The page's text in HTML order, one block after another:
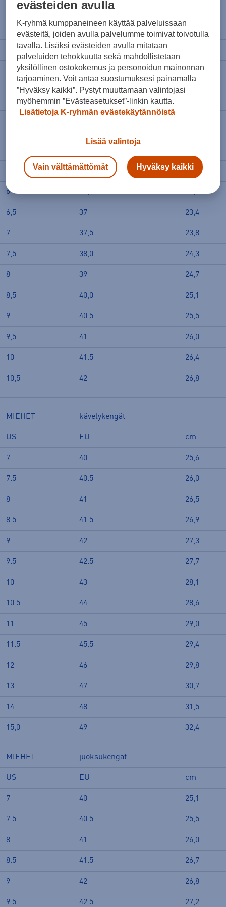
40,0
40.5
41
41.5 26,9
10,5 42
36,0 22,6
6
6,5 37 23,4
7 37,5 23,8
7,5 38,0 24,3
8 39 24,7
8,5 40,0 25,1
9 40.5 25,5
9,5 41 26,0
10 41.5 26,4
10,5 42 26,8
MIEHET kävelykengät
US EU cm
7 40 25,6
7.5 40.5 26,0
8 41 26,5
8.5 41.5 26,9
9 42 27,3
9.5 42.5 27,7
10 43 28,1
10.5 44 28,6
11 45 29,0
11.5 45.5 29,4
12 46 29,8
13 47 30,7
14 48 31,5
15,0 49 32,4
MIEHET juoksukengät
US EU cm
7 40 25,1
7.5 40.5 25,5
8 41 26,0
8.5 41.5 26,7
9 42 26,8
9.5 42.5 27,2
evästeiden avulla
K-ryhmä kumppaneineen käyttää palveluissaan
evästeitä, joiden avulla palvelumme toimivat toivotulla
tavalla. Lisäksi evästeiden avulla mitataan
palveluiden tehokkuutta sekä mahdollistetaan
yksilöllinen ostokokemus ja personoidun mainonnan
tarjoaminen. Voit antaa suostumuksesi painamalla
”Hyväksy kaikki”. Pystyt muuttamaan valintojasi
myöhemmin ”Evästeasetukset”-linkin kautta.
Lisätietoja K-ryhmän evästekäytännöistä
Lisää valintoja
Vain välttämättömät Hyväksy kaikki